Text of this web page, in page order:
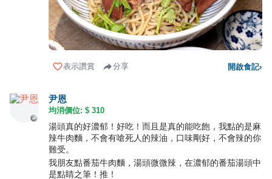
表示讚賞 分享 開啟食記›
尹恩
均消價位: $ 310
湯頭真的好濃郁！好吃！而且是真的能吃飽，我點的是麻
辣牛肉麵，不會有嗆死人的辣油，口味剛好，不會辣的你
難受。
我朋友點番茄牛肉麵，湯頭微微辣，在濃郁的番茄湯頭中
是點睛之筆！推！